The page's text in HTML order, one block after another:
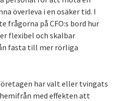
överleva i en osäker tid. I
frågorna på CFO:s bord hur
flexibel och skalbar
fasta till mer rörliga
har valt eller tvingats
med effekten att